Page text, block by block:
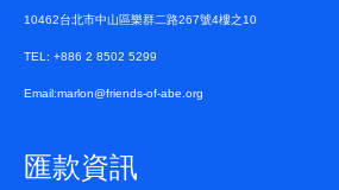
10462台北市中山區樂群二路267號4樓之10
TEL: +886 2 8502 5299
Email:marlon@friends-of-abe.org
匯款資訊